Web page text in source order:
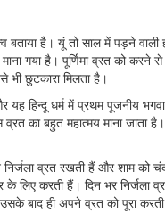
बताया है। यूं तो साल में पड़ने वाली
माना गया है। पूर्णिमा व्रत को
भी छुटकारा मिलता है।
यह हिन्दू धर्म में प्रथम पूजनीय
का बहुत महात्मय माना जाता
निर्जला व्रत रखती हैं और शाम को
लिए करती हैं। दिन भर निर्जला
बाद ही अपने व्रत को पूरा